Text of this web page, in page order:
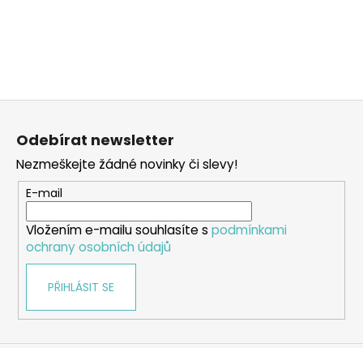
Z
Odebírat newsletter
Nezmeškejte žádné novinky či slevy!
E-mail
Vložením e-mailu souhlasíte s podmínkami
ochrany osobních údajů
PŘIHLÁSIT SE